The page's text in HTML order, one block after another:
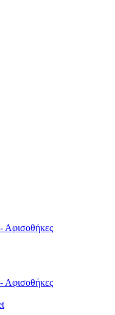
Αφισοθήκες
Αφισοθήκες